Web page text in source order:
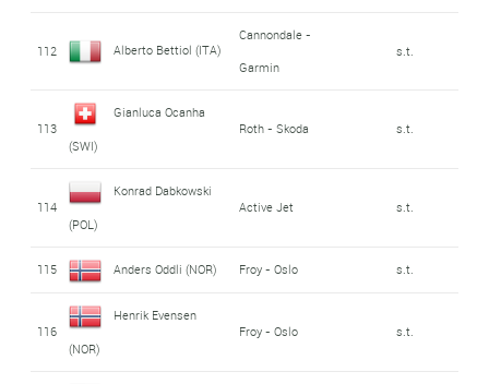
112 Alberto Bettiol (ITA)
Cannondale -
Garmin
s.t.
113
Gianluca Ocanha
(SWI)
Roth - Skoda s.t.
114
Konrad Dabkowski
(POL)
Active Jet s.t.
115 Anders Oddli (NOR) Froy - Oslo s.t.
116
Henrik Evensen
(NOR)
Froy - Oslo s.t.